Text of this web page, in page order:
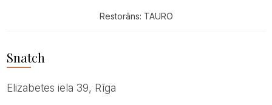
Restorāns: TAURO
Snatch
Elizabetes iela 39, Rīga